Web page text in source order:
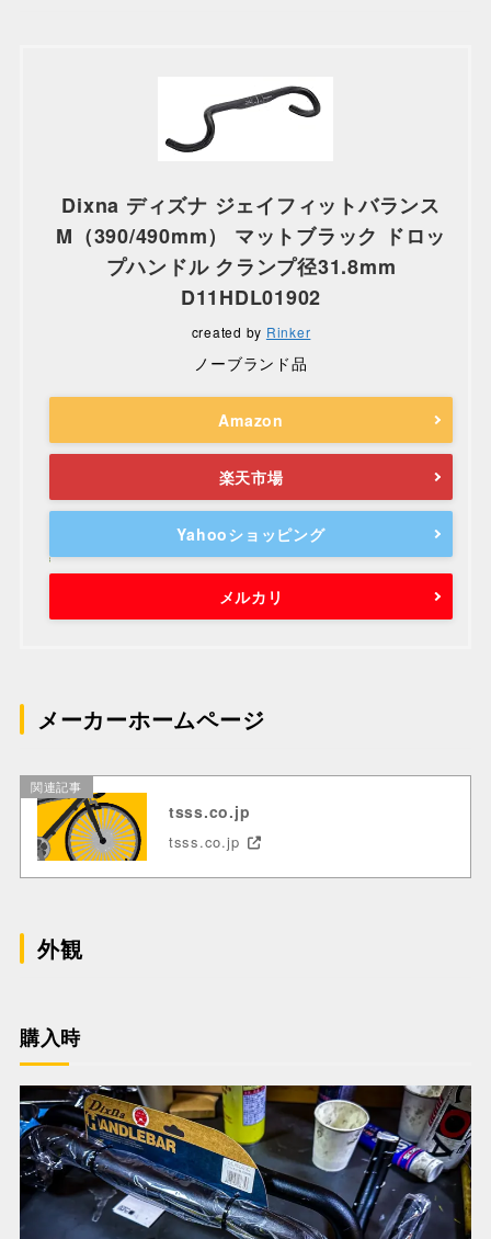
Dixna ディズナ ジェイフィットバランス
M（390/490mm） マットブラック ドロッ
プハンドル クランプ径31.8mm
D11HDL01902
created by Rinker
ノーブランド品
Amazon
楽天市場
Yahooショッピング
メルカリ
メーカーホームページ
関連記事
tsss.co.jp
tsss.co.jp
外観
購入時